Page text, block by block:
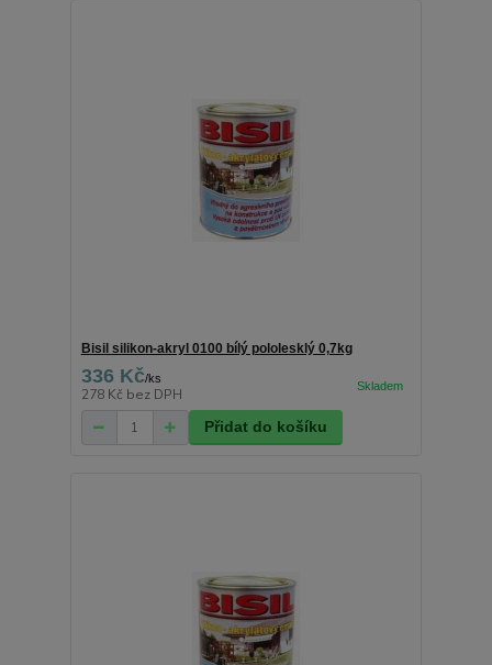
Bisil silikon-akryl 0100 bílý pololesklý 0,7kg
336 Kč/ks
278 Kč bez DPH
Přidat do košíku